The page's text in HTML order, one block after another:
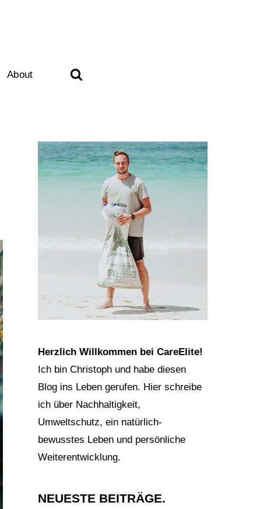
About
Herzlich Willkommen bei CareElite!
Ich bin Christoph und habe diesen
Blog ins Leben gerufen. Hier schreibe
ich über Nachhaltigkeit,
Umweltschutz, ein natürlich-
bewusstes Leben und persönliche
Weiterentwicklung.
NEUESTE BEITRÄGE.